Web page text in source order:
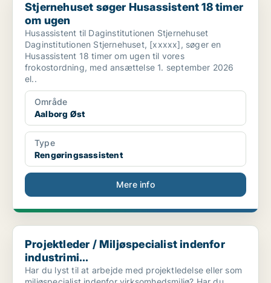
Stjernehuset søger Husassistent 18 timer
om ugen
Husassistent til Daginstitutionen Stjernehuset
Daginstitutionen Stjernehuset, [xxxxx], søger en
Husassistent 18 timer om ugen til vores
frokostordning, med ansættelse 1. september 2026
el..
Område
Aalborg Øst
Type
Rengøringsassistent
Mere info
Projektleder / Miljøspecialist indenfor industrimi...
Projektleder / Miljøspecialist indenfor
industrimi...
Har du lyst til at arbejde med projektledelse eller som